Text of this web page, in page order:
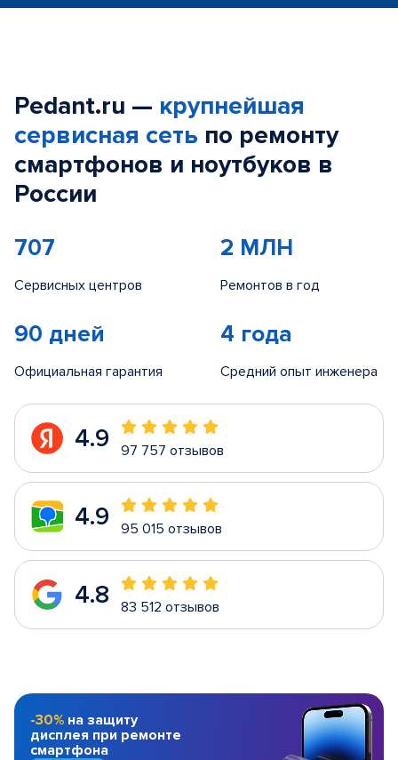
Pedant.ru — крупнейшая
сервисная сеть по ремонту
смартфонов и ноутбуков в
России
707
Сервисных центров
2 МЛН
Ремонтов в год
90 дней
Официальная гарантия
4 года
Средний опыт инженера
4.9 97 757 отзывов
4.9 95 015 отзывов
4.8 83 512 отзывов
-30% на защиту
дисплея при ремонте
смартфона